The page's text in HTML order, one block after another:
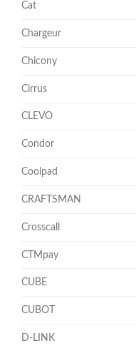
Cat
Chargeur
Chicony
Cirrus
CLEVO
Condor
Coolpad
CRAFTSMAN
Crosscall
CTMpay
CUBE
CUBOT
D-LINK